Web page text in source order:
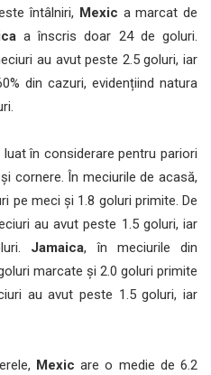
întâlniri, Mexic a marcat de
a înscris doar 24 de goluri.
au avut peste 2.5 goluri, iar
din cazuri, evidențiind natura
în considerare pentru pariori
cornere. În meciurile de acasă,
pe meci și 1.8 goluri primite. De
au avut peste 1.5 goluri, iar
Jamaica, în meciurile din
marcate și 2.0 goluri primite
au avut peste 1.5 goluri, iar
Mexic are o medie de 6.2